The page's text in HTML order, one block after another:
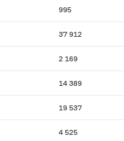
995
37 912
2 169
14 389
19 537
4 525